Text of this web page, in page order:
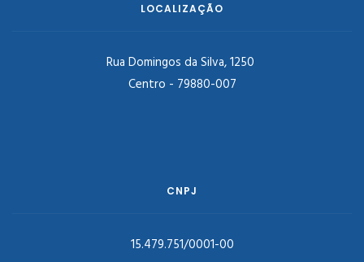
LOCALIZAÇÃO
Rua Domingos da Silva, 1250
Centro - 79880-007
CNPJ
15.479.751/0001-00